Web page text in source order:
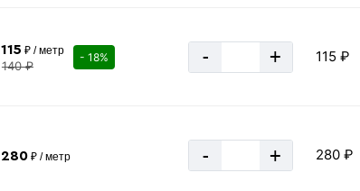
115 ₽ / метр
140 ₽
- 18% - + 115 ₽
280₽ / метр - + 280 ₽
2 - 4 мм
за 1 штуку